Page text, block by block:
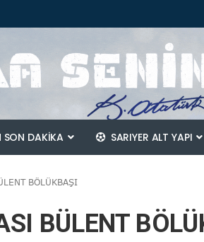
SON DAKİKA SARIYER ALT YAPI
BÖLÜKBAŞI
BÜLENT